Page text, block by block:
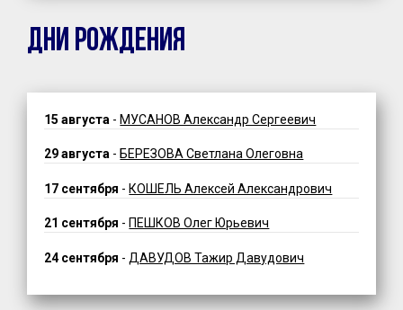
ДНИ РОЖДЕНИЯ
15 августа - МУСАНОВ Александр Сергеевич
29 августа - БЕРЕЗОВА Светлана Олеговна
17 сентября - КОШЕЛЬ Алексей Александрович
21 сентября - ПЕШКОВ Олег Юрьевич
24 сентября - ДАВУДОВ Тажир Давудович